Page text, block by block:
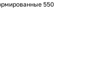
550